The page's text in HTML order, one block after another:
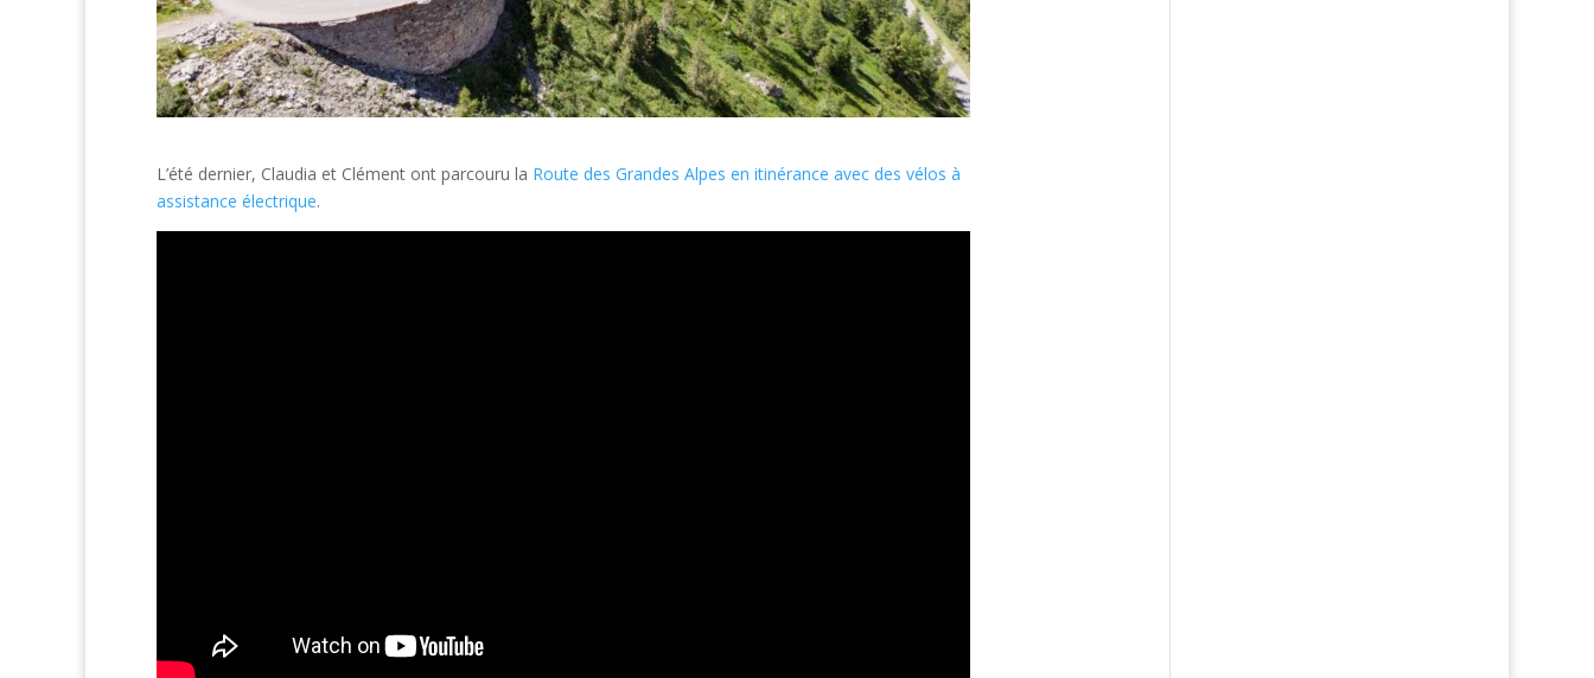
L’été dernier, Claudia et Clément ont parcouru la Route des Grandes Alpes en itinérance avec des vélos à
assistance électrique.